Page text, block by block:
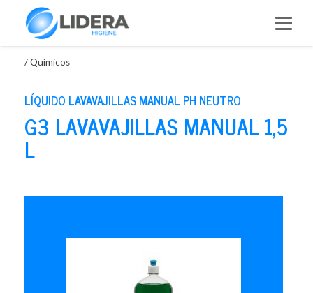
/Químicos
LÍQUIDO LAVAVAJILLAS MANUAL PH NEUTRO
G3 LAVAVAJILLAS MANUAL 1,5
L